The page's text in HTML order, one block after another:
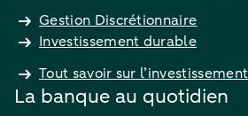
Gestion Discrétionnaire
Investissement durable
Tout savoir sur l’investissement
La banque au quotidien